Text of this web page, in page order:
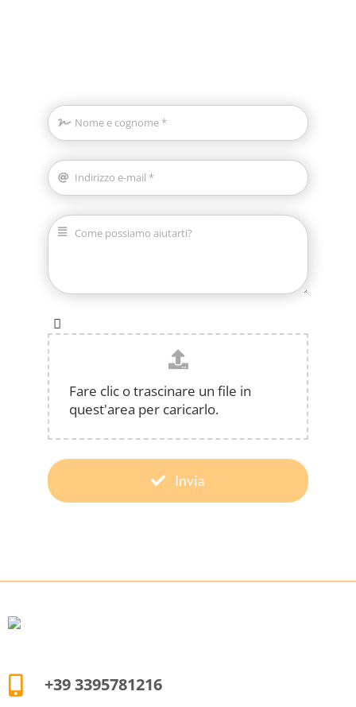
Fare clic o trascinare un file in
quest'area per caricarlo.
Invia
+39 3395781216